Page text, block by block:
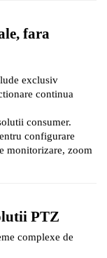
fara
exclusiv
continua
consumer.
configurare
monitorizare, zoom
PTZ
complexe de